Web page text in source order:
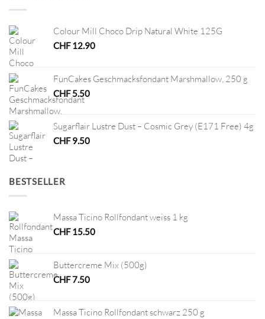
Colour Mill Choco Drip Natural White 125G
CHF12.90
FunCakes Geschmacksfondant Marshmallow, 250 g
CHF5.50
Sugarflair Lustre Dust – Cosmic Grey (E171 Free) 4g
CHF9.50
BESTSELLER
Massa Ticino Rollfondant weiss 1 kg
CHF15.50
Buttercreme Mix (500g)
CHF7.50
Massa Ticino Rollfondant schwarz 250 g